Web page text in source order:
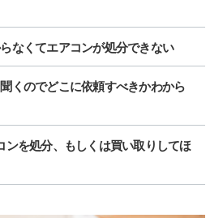
なくてエアコンが処分できない
くのでどこに依頼すべきかわから
ンを処分、もしくは買い取りしてほ